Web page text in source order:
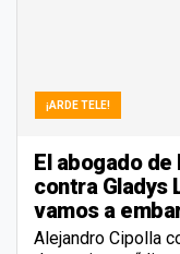
¡ARDE TELE!
El abogado
contra Gladys
vamos a
Alejandro Cipolla